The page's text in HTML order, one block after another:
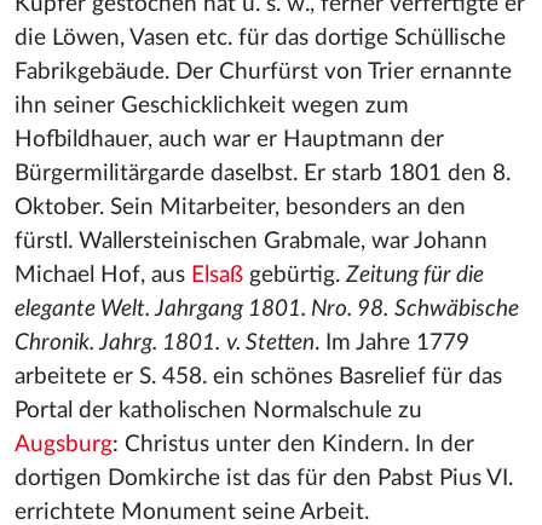
die Löwen, Vasen etc. für das dortige Schüllische
Fabrikgebäude. Der Churfürst von Trier ernannte
ihn seiner Geschicklichkeit wegen zum
Hofbildhauer, auch war er Hauptmann der
Bürgermilitärgarde daselbst. Er starb 1801 den 8.
Oktober. Sein Mitarbeiter, besonders an den
fürstl. Wallersteinischen Grabmale, war Johann
Michael Hof, aus Elsaß gebürtig.Zeitung für die
elegante Welt. Jahrgang 1801. Nro. 98. Schwäbische
Chronik. Jahrg. 1801. v. Stetten. Im Jahre 1779
arbeitete er S. 458. ein schönes Basrelief für das
Portal der katholischen Normalschule zu
Augsburg: Christus unter den Kindern. In der
dortigen Domkirche ist das für den Pabst Pius VI.
errichtete Monument seine Arbeit.